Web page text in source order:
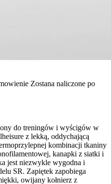
Zostana naliczone po
do treningów i wyścigów w
z lekką, oddychającą
kombinacji tkaniny
kanapki z siatki i
jest niezwykle wygodna i
SR. Zapiętek zapobiega
owijany kołnierz z